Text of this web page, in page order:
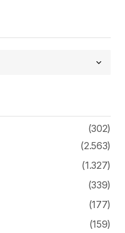
(302)
(2.563)
(1.327)
(339)
(177)
(159)